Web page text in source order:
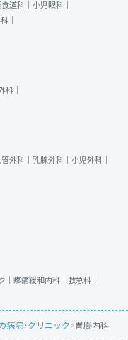
道科｜ 小児眼科｜
｜
科｜
外科｜ 乳腺外科｜ 小児外科｜
｜ 疼痛緩和内科｜ 救急科｜
病院・クリニック>胃腸内科